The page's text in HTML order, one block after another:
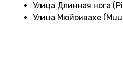
Улица Длинная нога
Улица Мюйривахе